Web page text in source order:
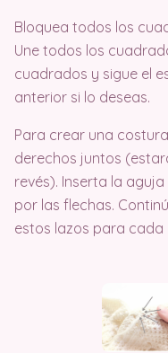
Bloquea todos los
Une todos los
cuadrados y sigue el
anterior si lo deseas.
Para crear una
derechos juntos
revés). Inserta la
por las flechas.
estos lazos para cada